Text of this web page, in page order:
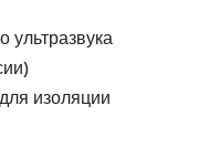
ультразвука
изоляции